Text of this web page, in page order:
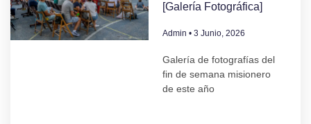
[Galería Fotográfica]
Admin 3 Junio, 2026
Galería de fotografías del
fin de semana misionero
de este año